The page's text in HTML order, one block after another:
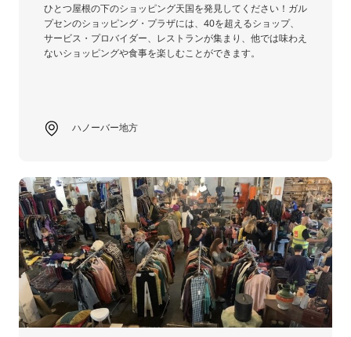
ひとつ屋根の下のショッピング天国を発見してください！ガル
プセンのショッピング・プラザには、40を超えるショップ、
サービス・プロバイダー、レストランが集まり、他では味わえ
ないショッピングや食事を楽しむことができます。
ハノーバー地方